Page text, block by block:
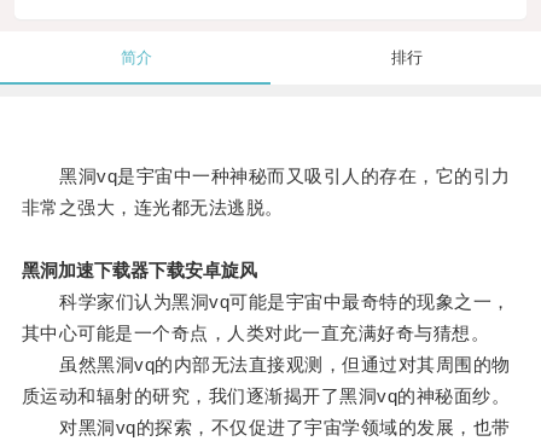
简介 排行
黑洞vq是宇宙中一种神秘而又吸引人的存在，它的引力
非常之强大，连光都无法逃脱。
黑洞加速下载器下载安卓旋风
科学家们认为黑洞vq可能是宇宙中最奇特的现象之一，
其中心可能是一个奇点，人类对此一直充满好奇与猜想。
虽然黑洞vq的内部无法直接观测，但通过对其周围的物
质运动和辐射的研究，我们逐渐揭开了黑洞vq的神秘面纱。
对黑洞vq的探索，不仅促进了宇宙学领域的发展，也带